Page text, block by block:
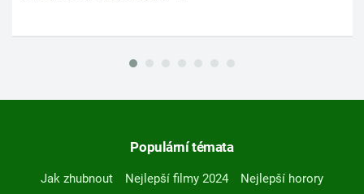
Populární témata
Jak zhubnout Nejlepší filmy 2024
Nejlepší horory